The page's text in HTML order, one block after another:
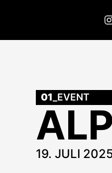
01 _EVENT
19. JULI